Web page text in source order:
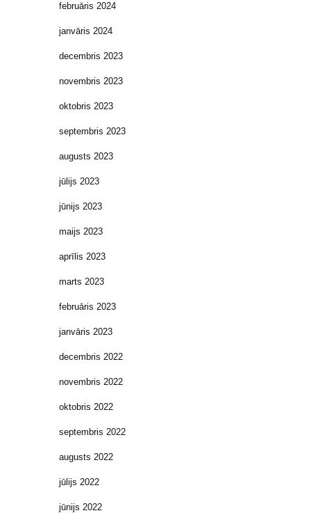
februāris 2024
janvāris 2024
decembris 2023
novembris 2023
oktobris 2023
septembris 2023
augusts 2023
jūlijs 2023
jūnijs 2023
maijs 2023
aprīlis 2023
marts 2023
februāris 2023
janvāris 2023
decembris 2022
novembris 2022
oktobris 2022
septembris 2022
augusts 2022
jūlijs 2022
jūnijs 2022